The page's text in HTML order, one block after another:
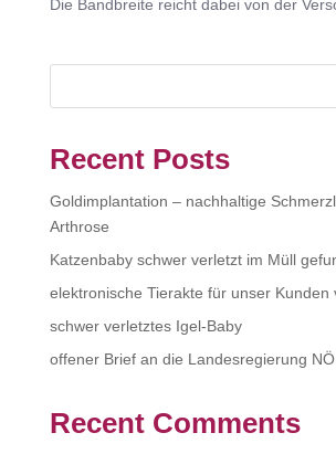
Die Bandbreite reicht dabei von der
Recent Posts
Goldimplantation – nachhaltige
Arthrose
Katzenbaby schwer verletzt im Müll
elektronische Tierakte für unser Kunden
schwer verletztes Igel-Baby
offener Brief an die Landesregierung NÖ
Recent Comments